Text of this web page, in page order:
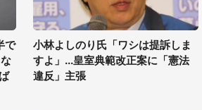
で
小林よしのり氏「ワシは提訴しま
すよ」...皇室典範改正案に「憲法
違反」主張